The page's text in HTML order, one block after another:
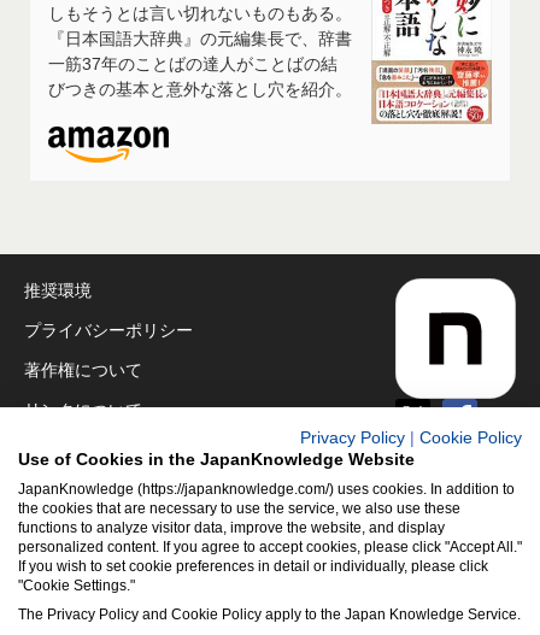
しもそうとは言い切れないものもある。
『日本国語大辞典』の元編集長で、辞書
一筋37年のことばの達人がことばの結
びつきの基本と意外な落とし穴を紹介。
推奨環境
プライバシーポリシー
著作権について
リンクについて
免責事項
運営会社
アクセシビリティ対応
クッキーポリシー
Cookie設定
Privacy Policy
Cookie Policy
Use of Cookies in the JapanKnowledge Website
JapanKnowledge (https://japanknowledge.com/) uses cookies. In addition to
the cookies that are necessary to use the service, we also use these
functions to analyze visitor data, improve the website, and display
personalized content. If you agree to accept cookies, please click "Accept All."
If you wish to set cookie preferences in detail or individually, please click
"Cookie Settings."
The Privacy Policy and Cookie Policy apply to the Japan Knowledge Service.